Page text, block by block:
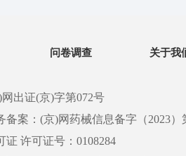
问卷调查 关于我
出证(京)字第072号
案：(京)网药械信息备字（2023）
许可证号：0108284